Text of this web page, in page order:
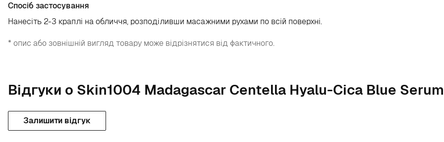
Спосіб застосування
Нанесіть 2-3 краплі на обличчя, розподіливши масажними рухами по всій поверхні.
* опис або зовнішній вигляд товару може відрізнятися від фактичного.
Відгуки о Skin1004 Madagascar Centella Hyalu-Cica Blue Serum
Залишити відгук